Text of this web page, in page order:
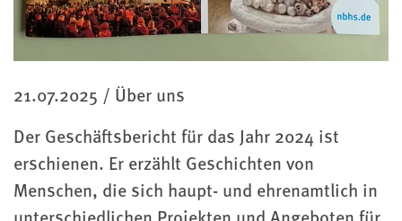
21.07.2025 / Kategorie
Über uns
Der Geschäftsbericht für das Jahr 2024 ist
erschienen. Er erzählt Geschichten von
Menschen, die sich haupt- und ehrenamtlich in